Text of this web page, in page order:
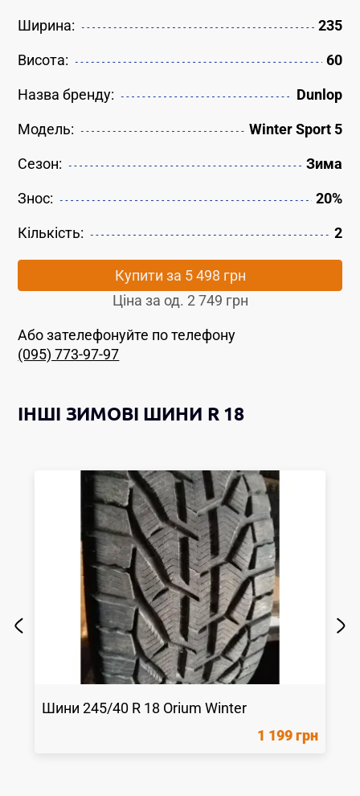
Ширина: 235
Висота: 60
Назва бренду: Dunlop
Модель: Winter Sport 5
Сезон: Зима
Знос: 20%
Кількість: 2
Купити за 5 498 грн
Ціна за од. 2 749 грн
Або зателефонуйте по телефону
(095) 773-97-97
ІНШІ ЗИМОВІ ШИНИ R 18
Шини245/40 R 18 Orium Winter
1 199 грн